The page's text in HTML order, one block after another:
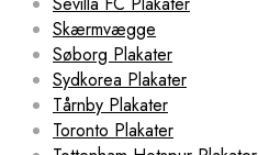
Skærmvægge
Søborg Plakater
Sydkorea Plakater
Tårnby Plakater
Toronto Plakater